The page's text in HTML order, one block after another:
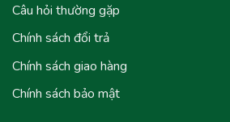
Câu hỏi thường gặp
Chính sách đổi trả
Chính sách giao hàng
Chính sách bảo mật